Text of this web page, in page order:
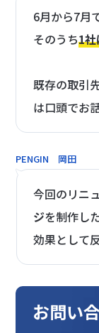
6月から7月
そのうち1
既存の取引
は口頭でお
PENGIN 岡田
今回のリニ
ジを制作し
効果として
お問い